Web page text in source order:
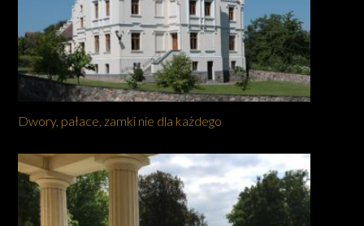
Dwory, pałace, zamki nie dla każdego